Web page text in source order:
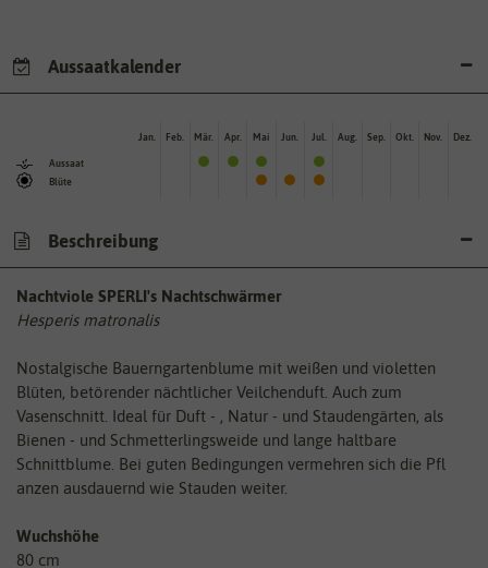
Aussaatkalender
Aussaat
Blüte
Jan. Feb. Mär. Apr. Mai Jun. Jul. Aug. Sep. Okt. Nov. Dez.
Beschreibung
Nachtviole SPERLI's Nachtschwärmer
Hesperis matronalis
Nostalgische Bauerngartenblume mit weißen und violetten
Blüten, betörender nächtlicher Veilchenduft. Auch zum
Vasenschnitt. Ideal für Duft - , Natur - und Staudengärten, als
Bienen - und Schmetterlingsweide und lange haltbare
Schnittblume. Bei guten Bedingungen vermehren sich die Pfl
anzen ausdauernd wie Stauden weiter.
Wuchshöhe
80 cm